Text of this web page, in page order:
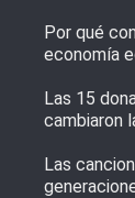
Por qué
economía
Las 15
cambiaron
Las